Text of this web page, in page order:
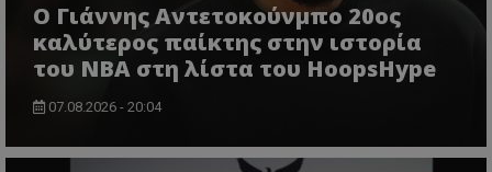
Ο Γιάννης Αντετοκούνμπο 20ος
καλύτερος παίκτης στην ιστορία
του NBA στη λίστα του HoopsHype
07.08.2026 - 20:04